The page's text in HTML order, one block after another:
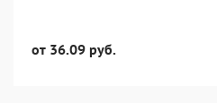
от 36.09 руб.